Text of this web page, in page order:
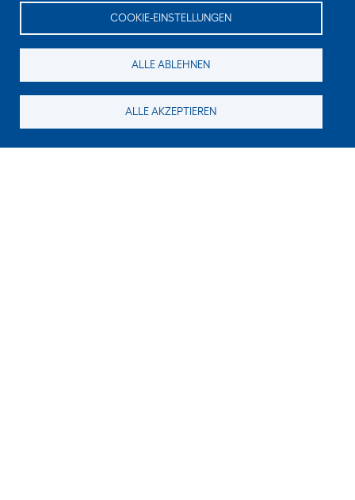
COOKIE-EINSTELLUNGEN
ALLE ABLEHNEN
ALLE AKZEPTIEREN